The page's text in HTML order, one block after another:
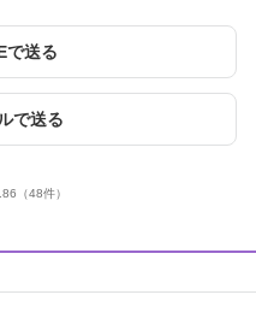
で送る
で送る
（48件）